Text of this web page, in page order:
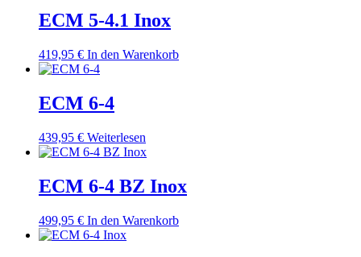
ECM 5-4.1 Inox
419,95 € In den Warenkorb
ECM 6-4
439,95 € Weiterlesen
ECM 6-4 BZ Inox
499,95 € In den Warenkorb